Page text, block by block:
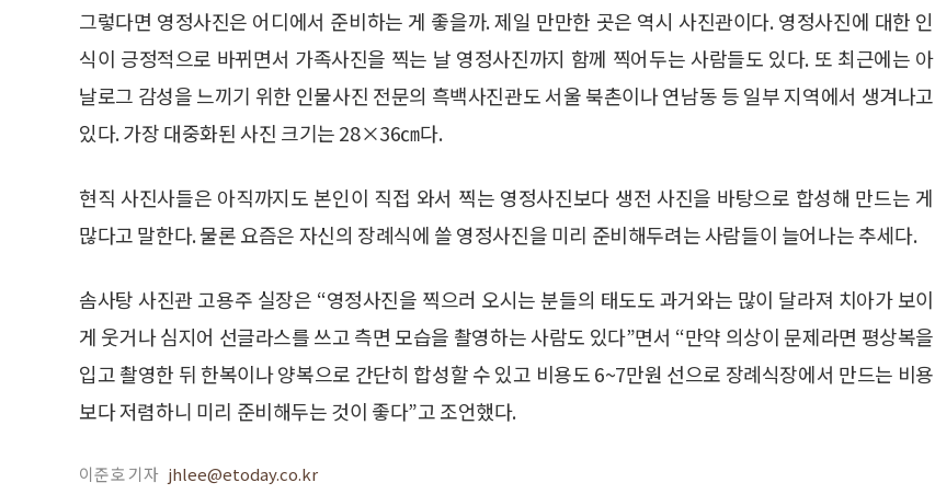
그렇다면 영정사진은 어디에서 준비하는 게 좋을까. 제일 만만한 곳은 역시 사진관이다. 영정사진에 대한 인
식이 긍정적으로 바뀌면서 가족사진을 찍는 날 영정사진까지 함께 찍어두는 사람들도 있다. 또 최근에는 아
날로그 감성을 느끼기 위한 인물사진 전문의 흑백사진관도 서울 북촌이나 연남동 등 일부 지역에서 생겨나고
있다. 가장 대중화된 사진 크기는 28×36㎝다.
현직 사진사들은 아직까지도 본인이 직접 와서 찍는 영정사진보다 생전 사진을 바탕으로 합성해 만드는 게
많다고 말한다. 물론 요즘은 자신의 장례식에 쓸 영정사진을 미리 준비해두려는 사람들이 늘어나는 추세다.
솜사탕 사진관 고용주 실장은 “영정사진을 찍으러 오시는 분들의 태도도 과거와는 많이 달라져 치아가 보이
게 웃거나 심지어 선글라스를 쓰고 측면 모습을 촬영하는 사람도 있다”면서 “만약 의상이 문제라면 평상복을
입고 촬영한 뒤 한복이나 양복으로 간단히 합성할 수 있고 비용도 6~7만원 선으로 장례식장에서 만드는 비용
보다 저렴하니 미리 준비해두는 것이 좋다”고 조언했다.
이준호 기자 jhlee@etoday.co.kr